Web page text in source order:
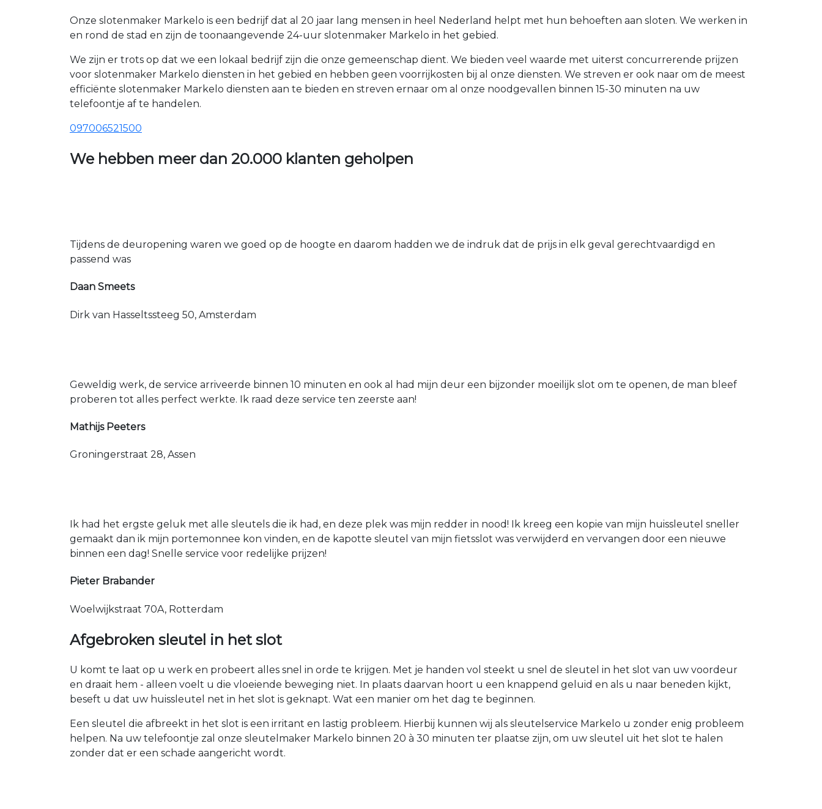
Onze slotenmaker Markelo is een bedrijf dat al 20 jaar lang mensen in heel Nederland helpt met hun behoeften aan sloten. We werken in
en rond de stad en zijn de toonaangevende 24-uur slotenmaker Markelo in het gebied.
We zijn er trots op dat we een lokaal bedrijf zijn die onze gemeenschap dient. We bieden veel waarde met uiterst concurrerende prijzen
voor slotenmaker Markelo diensten in het gebied en hebben geen voorrijkosten bij al onze diensten. We streven er ook naar om de meest
efficiënte slotenmaker Markelo diensten aan te bieden en streven ernaar om al onze noodgevallen binnen 15-30 minuten na uw
telefoontje af te handelen.
097006521500
We hebben meer dan 20.000 klanten geholpen
Tijdens de deuropening waren we goed op de hoogte en daarom hadden we de indruk dat de prijs in elk geval gerechtvaardigd en
passend was
Daan Smeets
Dirk van Hasseltssteeg 50, Amsterdam
Geweldig werk, de service arriveerde binnen 10 minuten en ook al had mijn deur een bijzonder moeilijk slot om te openen, de man bleef
proberen tot alles perfect werkte. Ik raad deze service ten zeerste aan!
Mathijs Peeters
Groningerstraat 28, Assen
Ik had het ergste geluk met alle sleutels die ik had, en deze plek was mijn redder in nood! Ik kreeg een kopie van mijn huissleutel sneller
gemaakt dan ik mijn portemonnee kon vinden, en de kapotte sleutel van mijn fietsslot was verwijderd en vervangen door een nieuwe
binnen een dag! Snelle service voor redelijke prijzen!
Pieter Brabander
Woelwijkstraat 70A, Rotterdam
Afgebroken sleutel in het slot
U komt te laat op u werk en probeert alles snel in orde te krijgen. Met je handen vol steekt u snel de sleutel in het slot van uw voordeur
en draait hem - alleen voelt u die vloeiende beweging niet. In plaats daarvan hoort u een knappend geluid en als u naar beneden kijkt,
beseft u dat uw huissleutel net in het slot is geknapt. Wat een manier om het dag te beginnen.
Een sleutel die afbreekt in het slot is een irritant en lastig probleem. Hierbij kunnen wij als sleutelservice Markelo u zonder enig probleem
helpen. Na uw telefoontje zal onze sleutelmaker Markelo binnen 20 à 30 minuten ter plaatse zijn, om uw sleutel uit het slot te halen
zonder dat er een schade aangericht wordt.